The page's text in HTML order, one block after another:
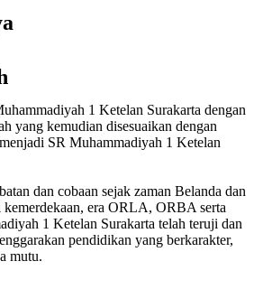
1 Ketelan Surakarta dengan
yang kemudian disesuaikan dengan
SR Muhammadiyah 1 Ketelan
dan cobaan sejak zaman Belanda dan
kemerdekaan, era ORLA, ORBA serta
1 Ketelan Surakarta telah teruji dan
pendidikan yang berkarakter,
mutu.